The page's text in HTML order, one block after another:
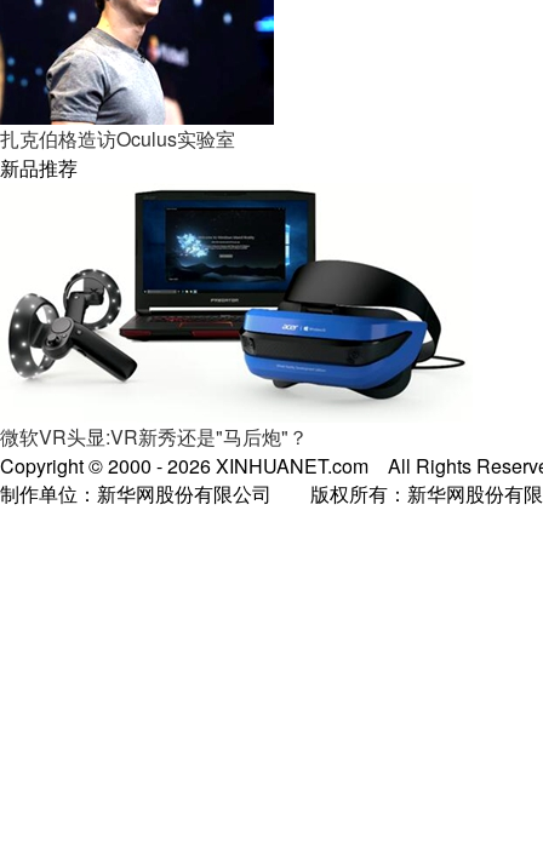
扎克伯格造访Oculus实验室
新品推荐
微软VR头显:VR新秀还是"马后炮"？
Copyright © 2000 -2026 XINHUANET.com All Rights
制作单位：新华网股份有限公司 版权所有：新华网股份有